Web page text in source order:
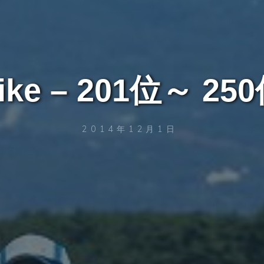
– 201位～ 250
2014年12月1日